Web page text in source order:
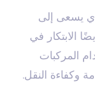
يسعى إلى
الابتكار في
المركبات
وكفاءة النقل.